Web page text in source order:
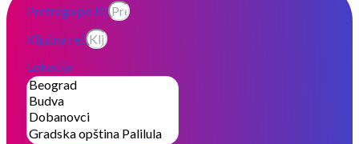
Pretraga po ID
Ključna reč
Lokacija